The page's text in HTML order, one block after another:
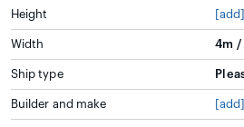
Height [add]
Width 4m /
Ship type
Builder and make [add]